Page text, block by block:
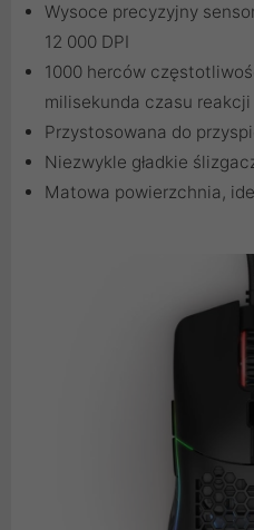
Wysoce precyzyjny
12 000 DPI
1000 herców
milisekunda czasu reakcji
Przystosowana do
Niezwykle gładkie
Matowa powierzchnia,